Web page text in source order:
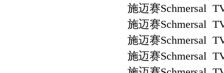
施迈赛Schmersal
施迈赛Schmersal
施迈赛Schmersal
施迈赛Schmersal